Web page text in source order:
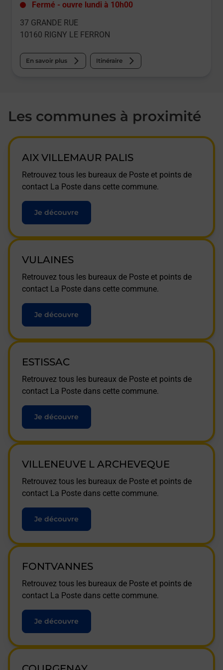
Fermé - ouvre lundi à 10h00
37 GRANDE RUE
10160 RIGNY LE FERRON
En savoir plus Itinéraire
Les communes à proximité
AIX VILLEMAUR PALIS
Retrouvez tous les bureaux de Poste et points de
contact La Poste dans cette commune.
Je découvre
VULAINES
Retrouvez tous les bureaux de Poste et points de
contact La Poste dans cette commune.
Je découvre
ESTISSAC
Retrouvez tous les bureaux de Poste et points de
contact La Poste dans cette commune.
Je découvre
VILLENEUVE L ARCHEVEQUE
Retrouvez tous les bureaux de Poste et points de
contact La Poste dans cette commune.
Je découvre
FONTVANNES
Retrouvez tous les bureaux de Poste et points de
contact La Poste dans cette commune.
Je découvre